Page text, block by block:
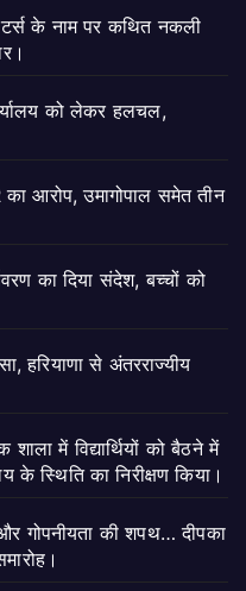
के नाम पर कथित नकली
को लेकर हलचल,
का आरोप, उमागोपाल समेत तीन
का दिया संदेश, बच्चों को
हरियाणा से अंतरराज्यीय
में विद्यार्थियों को बैठने में
के स्थिति का निरीक्षण किया।
गोपनीयता की शपथ… दीपका